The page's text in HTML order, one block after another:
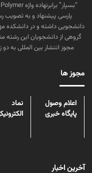
پارسی پیشنهاد و به تصویب
دانشجویی داشته و در دانشکده
مجوز انتشار بین المللی به
مجوز ها
اعلام وصول
پایگاه خبری
نماد
آخرین اخبار